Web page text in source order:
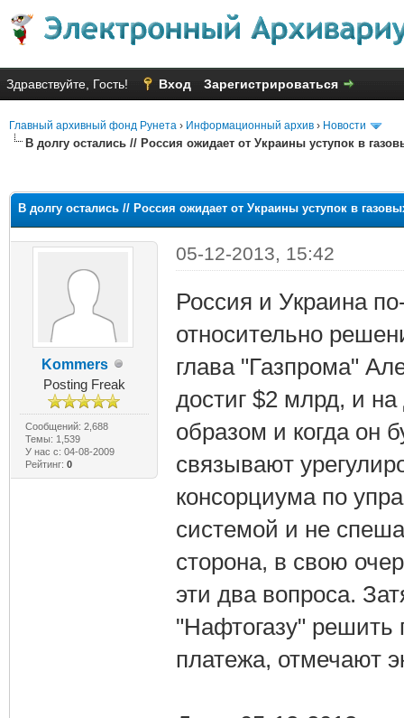
Здравствуйте, Гость! Вход Зарегистрироваться
Главный архивный фонд Рунета › Информационный архив › Новости
В долгу остались // Россия ожидает от Украины уступок в
В долгу остались // Россия ожидает от Украины уступок в
Kommers
Posting Freak
Сообщений: 2,688
Темы: 1,539
У нас с: 04-08-2009
Рейтинг: 0
05-12-2013, 15:42
Россия и Украина
относительно
глава "Газпрома"
достиг $2 млрд, и
образом и когда он
связывают
консорциума по
системой и не
сторона, в свою
эти два вопроса.
"Нафтогазу" решить
платежа, отмечают